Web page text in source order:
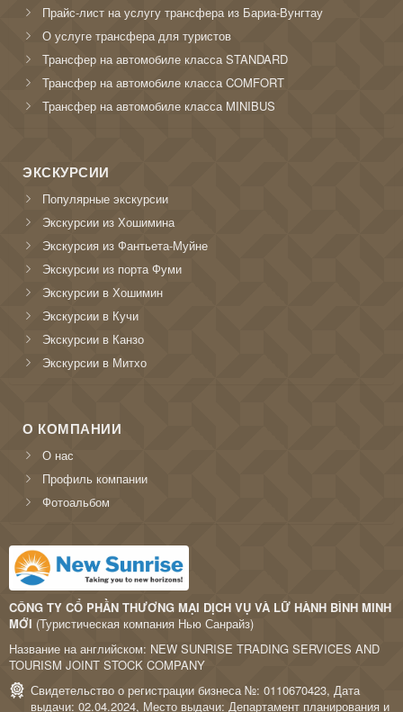
Прайс-лист на услугу трансфера из Бариа-Вунгтау
О услуге трансфера для туристов
Трансфер на автомобиле класса STANDARD
Трансфер на автомобиле класса COMFORT
Трансфер на автомобиле класса MINIBUS
ЭКСКУРСИИ
Популярные экскурсии
Экскурсии из Хошимина
Экскурсия из Фантьета-Муйне
Экскурсии из порта Фуми
Экскурсии в Хошимин
Экскурсии в Кучи
Экскурсии в Канзо
Экскурсии в Митхо
О КОМПАНИИ
О нас
Профиль компании
Фотоальбом
CÔNG TY CỔ PHẦN THƯƠNG MẠI DỊCH VỤ VÀ LỮ HÀNH BÌNH MINH
MỚI (Туристическая компания Нью Санрайз)
Название на английском: NEW SUNRISE TRADING SERVICES AND
TOURISM JOINT STOCK COMPANY
Свидетельство о регистрации бизнеса №: 0110670423, Дата
выдачи: 02.04.2024, Место выдачи: Департамент планирования и